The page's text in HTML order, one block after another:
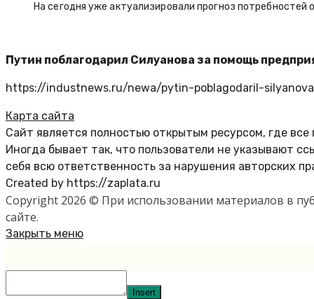
На сегодня уже актуализировали прогноз
Путин поблагодарил Силуанова за помощь
https://industnews.ru/newa/pytin-poblagodaril-
Карта сайта
Сайт является полностью открытым ресурсом, где
Иногда бывает так, что пользователи не указывают
себя всю ответственность за нарушения авторских
Created by https://zaplata.ru
Copyright 2026 © При использовании материалов в
сайте.
Закрыть меню
Insert